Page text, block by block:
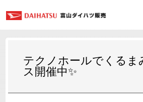
テクノホールでくるま
ス開催中✨